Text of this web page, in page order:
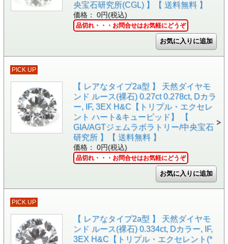
央宝石研究所(CGL) 】【 送料無料 】
価格： 0円(税込)
品切れ・・・お問合せはお気軽にどうぞ
PICK UP
【 レアなタイプ2a型 】 天然ダイヤモ
ンド ルース(裸石) 0.27ct 0.278ct, Dカラ
ー, IF, 3EX H&C【トリプル・エクセレ
ント ハート&キューピッド】 【
GIA/AGTジェムラボラトリー/中央宝石
研究所 】【 送料無料 】
価格： 0円(税込)
品切れ・・・お問合せはお気軽にどうぞ
PICK UP
【 レアなタイプ2a型 】 天然ダイヤモ
ンド ルース(裸石) 0.334ct, Dカラー, IF,
3EX H&C【トリプル・エクセレント(*